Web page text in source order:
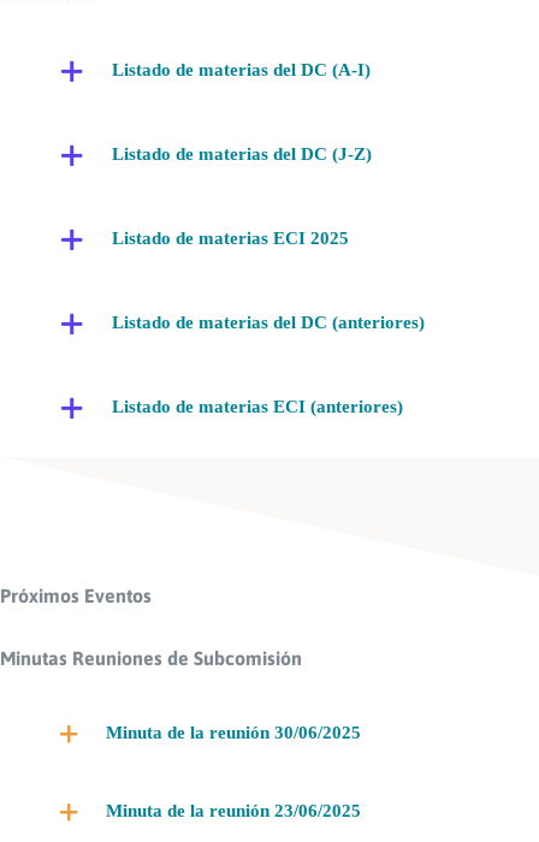
Listado de materias del DC (A-I)
Listado de materias del DC (J-Z)
Listado de materias ECI 2025
Listado de materias del DC (anteriores)
Listado de materias ECI (anteriores)
Próximos Eventos
Minutas Reuniones de Subcomisión
Minuta de la reunión 30/06/2025
Minuta de la reunión 23/06/2025